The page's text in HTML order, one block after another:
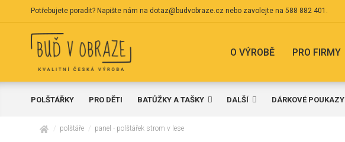
Potřebujete poradit? Napište nám na dotaz@budvobraze.cz nebo zavolejte na 588 882 401 .
PRO FIRMY
O VÝROBĚ
POLŠTÁŘKY PRO DĚTI BATŮŽKY A TAŠKY DALŠÍ DÁRKOVÉ POUKAZY
domů polštáře panel - polštářek strom v lese